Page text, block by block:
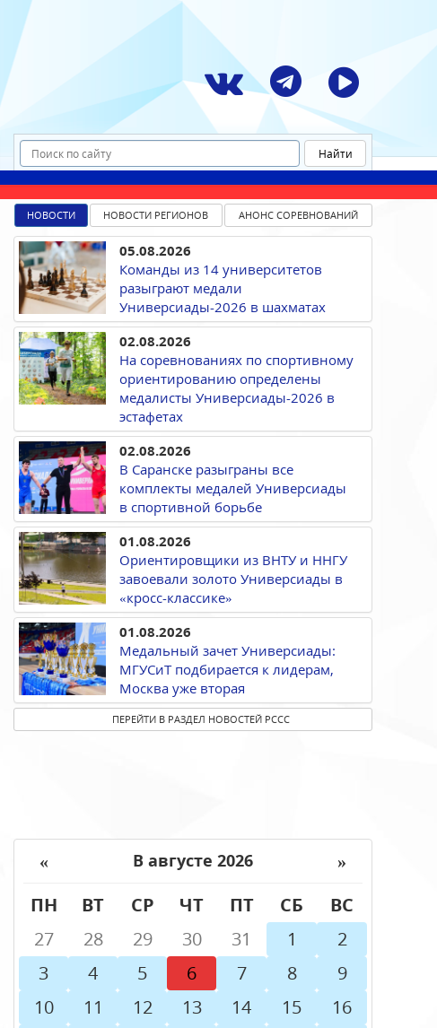
НОВОСТИ НОВОСТИ РЕГИОНОВ АНОНС СОРЕВНОВАНИЙ
05.08.2026
Команды из 14 университетов
разыграют медали
Универсиады-2026 в шахматах
02.08.2026
На соревнованиях по спортивному
ориентированию определены
медалисты Универсиады-2026 в
эстафетах
02.08.2026
В Саранске разыграны все
комплекты медалей Универсиады
в спортивной борьбе
01.08.2026
Ориентировщики из ВНТУ и ННГУ
завоевали золото Универсиады в
«кросс-классике»
01.08.2026
Медальный зачет Универсиады:
МГУСиТ подбирается к лидерам,
Москва уже вторая
ПЕРЕЙТИ В РАЗДЕЛ НОВОСТЕЙ РССС
« В августе 2026
»
ПН
ВТ СР ЧТ ПТ СБ
ВС
27
28 29 30 31 1
2
3
4 5 6 7 8
9
10
11 12 13 14 15
16